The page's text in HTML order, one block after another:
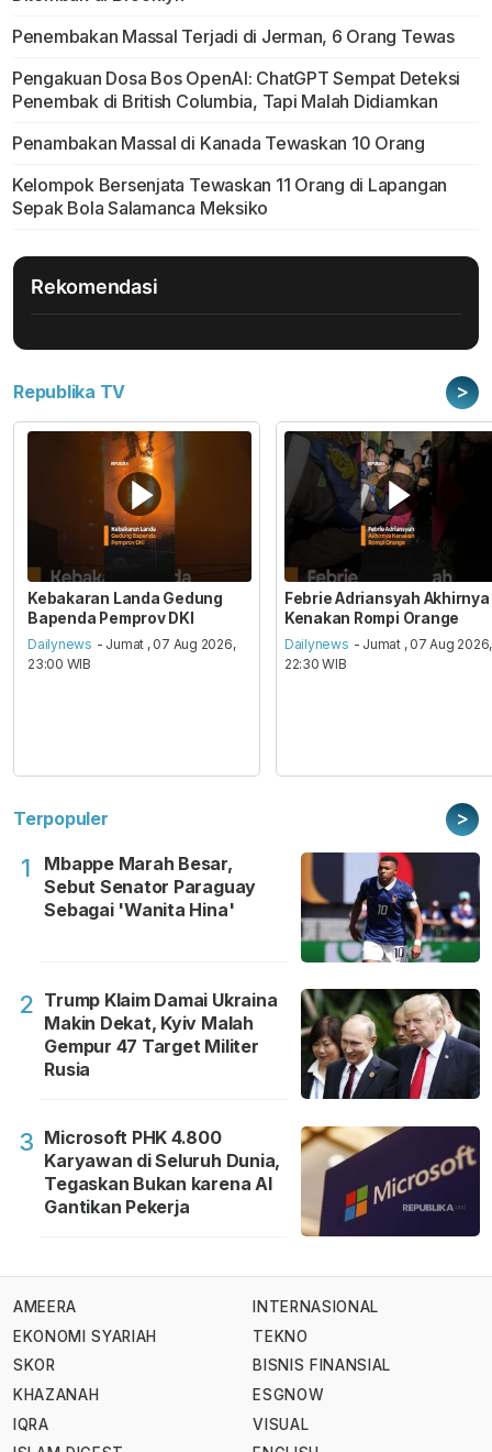
Penembakan Massal Terjadi di Jerman, 6 Orang Tewas
Pengakuan Dosa Bos OpenAI: ChatGPT Sempat Deteksi
Penembak di British Columbia, Tapi Malah Didiamkan
Penambakan Massal di Kanada Tewaskan 10 Orang
Kelompok Bersenjata Tewaskan 11 Orang di Lapangan
Sepak Bola Salamanca Meksiko
Rekomendasi
Republika TV >
Kebakaran Landa Gedung
Bapenda Pemprov DKI
Dailynews - Jumat , 07 Aug 2026,
23:00 WIB
Febrie Adriansyah Akhirnya
Kenakan Rompi Orange
Dailynews - Jumat , 07 Aug 2026,
22:30 WIB
Terpopuler >
1
Mbappe Marah Besar,
Sebut Senator Paraguay
Sebagai 'Wanita Hina'
2 Trump Klaim Damai Ukraina
Makin Dekat, Kyiv Malah
Gempur 47 Target Militer
Rusia
3 Microsoft PHK 4.800
Karyawan di Seluruh Dunia,
Tegaskan Bukan karena AI
Gantikan Pekerja
AMEERA
EKONOMI SYARIAH
SKOR
KHAZANAH
IQRA
INTERNASIONAL
TEKNO
BISNIS FINANSIAL
ESGNOW
VISUAL